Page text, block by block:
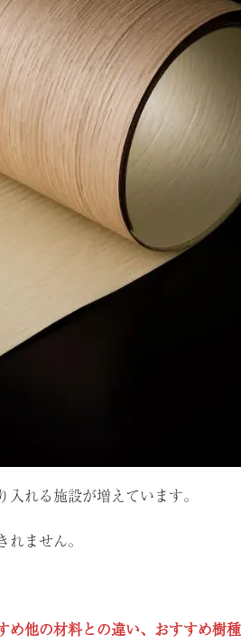
れる施設が増えています。
ません。
め他の材料との違い、おすすめ樹種